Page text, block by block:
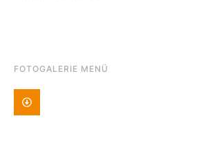
FOTOGALERIE MENÜ